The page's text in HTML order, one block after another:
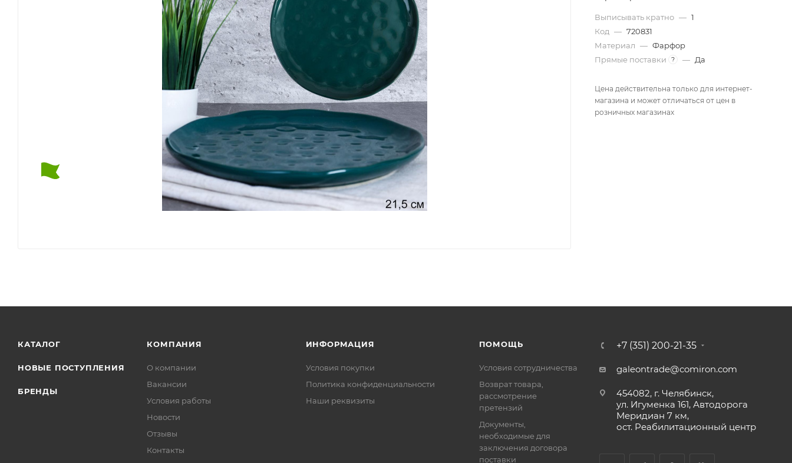
Выписывать кратно — 1
Код — 720831
Материал — Фарфор
Прямые поставки
? — Да
Цена действительна только для интернет-
магазина и может отличаться от цен в
розничных магазинах
КАТАЛОГ
НОВЫЕ ПОСТУПЛЕНИЯ
БРЕНДЫ
КОМПАНИЯ
О компании
Вакансии
Условия работы
Новости
Отзывы
Контакты
ИНФОРМАЦИЯ
Условия покупки
Политика конфиденциальности
Наши реквизиты
ПОМОЩЬ
Условия сотрудничества
Возврат товара,
рассмотрение
претензий
Документы,
необходимые для
заключения договора
поставки
+7 (351) 200-21-35
galeontrade@comiron.com
454082, г. Челябинск,
ул. Игуменка 161, Автодорога
Меридиан 7 км,
ост. Реабилитационный центр